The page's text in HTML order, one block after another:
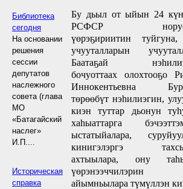
Библиотека
сегодня
На основании
решения
сессии
депутатов
наслежного
совета (глава
МО
«Батагайский
наслег»
И.П....
Историческая
справка
Бу дьыл от ыйын 24
РСФСР
үөрэҕириитин
учууталларын
Баатаҕай
бочуоттаах олохтооҕо
Иннокентьевна
төрөөбүт нэһилиэгин,
киэн туттар дьонун
хаһыаттарга
ыстатыйалара,
кинигэлэргэ
ахтыылара, ону
үөрэнээччилэрин
айымньылара түмүллэн